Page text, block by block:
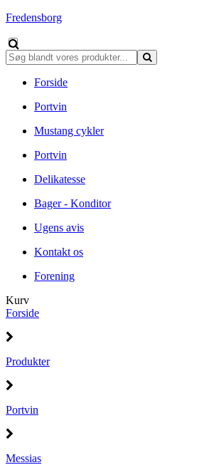
Fredensborg
Forside
Portvin
Mustang cykler
Portvin
Delikatesse
Bager - Konditor
Ugens avis
Kontakt os
Forening
Kurv
Forside
Produkter
Portvin
Messias